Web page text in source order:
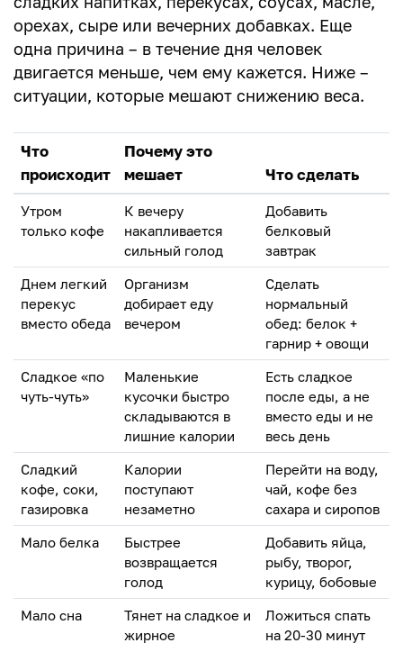
орехах, сыре или вечерних добавках. Еще
одна причина – в течение дня человек
двигается меньше, чем ему кажется. Ниже –
ситуации, которые мешают снижению веса.
Что
происходит
Почему это
мешает
Что сделать
Утром
только кофе
К вечеру
накапливается
сильный голод
Добавить
белковый
завтрак
Днем легкий
перекус
вместо обеда
Организм
добирает еду
вечером
Сделать
нормальный
обед: белок +
гарнир + овощи
Сладкое «по
чуть-чуть»
Маленькие
кусочки быстро
складываются в
лишние калории
Есть сладкое
после еды, а не
вместо еды и не
весь день
Сладкий
кофе, соки,
газировка
Калории
поступают
незаметно
Перейти на воду,
чай, кофе без
сахара и сиропов
Мало белка
Быстрее
возвращается
голод
Добавить яйца,
рыбу, творог,
курицу, бобовые
Мало сна
Тянет на сладкое и
жирное
Ложиться спать
на 20-30 минут